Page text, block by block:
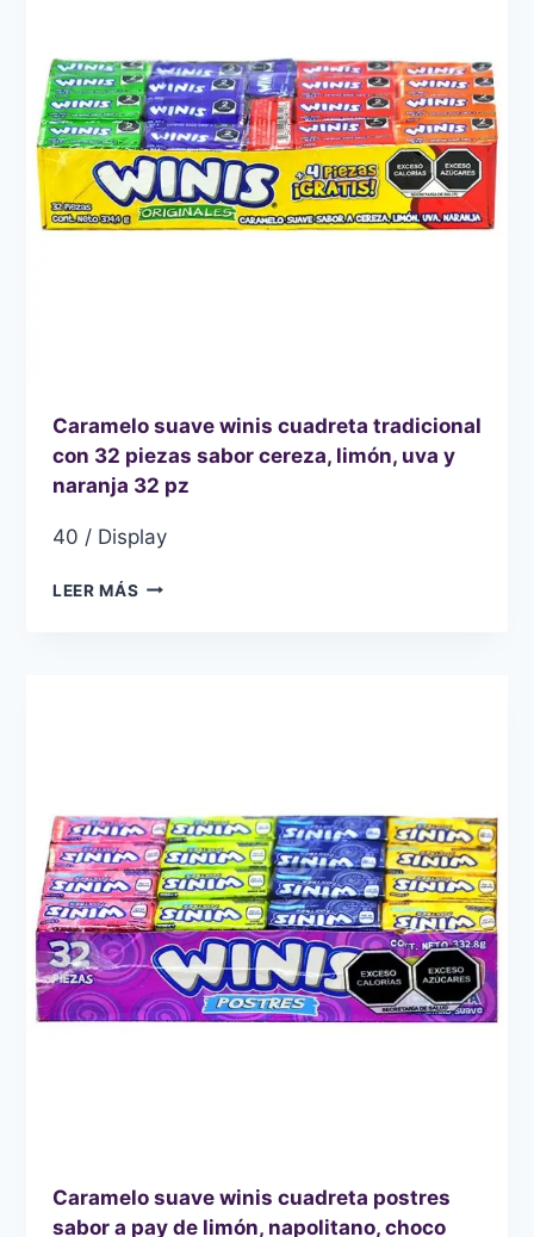
PZ
Caramelo suave winis cuadreta tradicional
con 32 piezas sabor cereza, limón, uva y
naranja 32 pz
40 / Display
LEER MÁS CARAMELO
LIMÓN,
UVA
Y
NARANJA
32
PZ
Caramelo suave winis cuadreta postres
sabor a pay de limón, napolitano, choco